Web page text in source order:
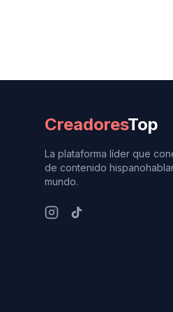
CreadoresTop
La plataforma líder que
de contenido
mundo.